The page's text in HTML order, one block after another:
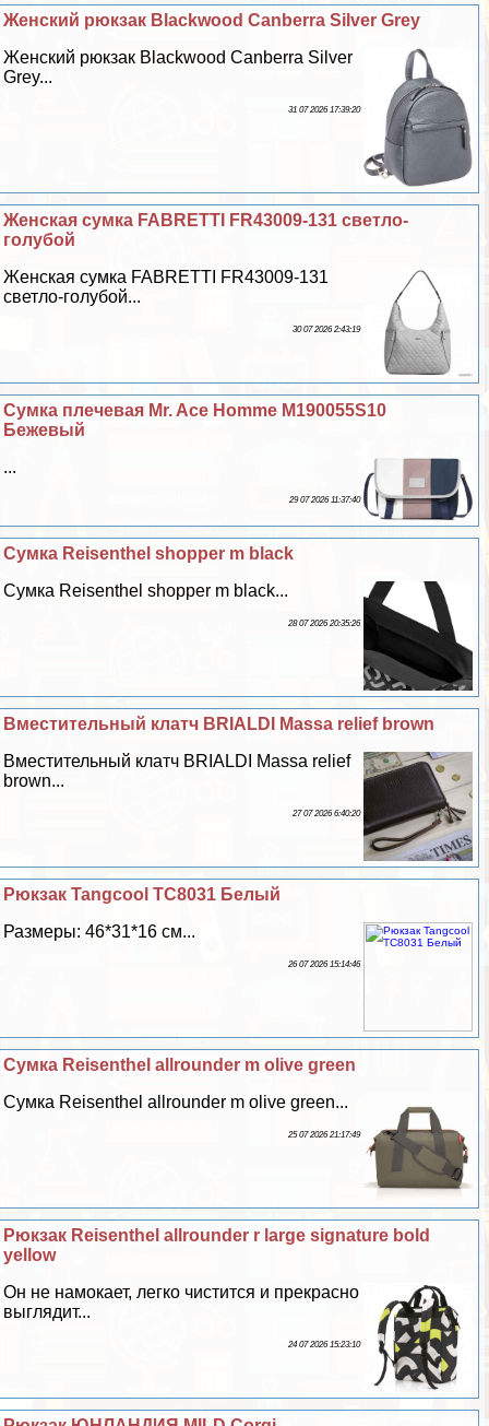
Женский рюкзак Blackwood Canberra Silver Grey
Женский рюкзак Blackwood Canberra Silver
Grey...
31 07 2026 17:39:20
Женская сумка FABRETTI FR43009-131 светло-
гoлyбой
Женская сумка FABRETTI FR43009-131
светло-гoлyбой...
30 07 2026 2:43:19
Сумка плечевая Mr. Ace Homme M190055S10
Бежевый
...
29 07 2026 11:37:40
Сумка Reisenthel shopper m black
Сумка Reisenthel shopper m black...
28 07 2026 20:35:26
Вместительный клатч BRIALDI Massa relief brown
Вместительный клатч BRIALDI Massa relief
brown...
27 07 2026 6:40:20
Рюкзак Tangcool TC8031 Белый
Размеры: 46*31*16 см...
26 07 2026 15:14:46
Сумка Reisenthel allrounder m olive green
Сумка Reisenthel allrounder m olive green...
25 07 2026 21:17:49
Рюкзак Reisenthel allrounder r large signature bold
yellow
Он не намокает, легко чистится и прекрасно
выглядит...
24 07 2026 15:23:10